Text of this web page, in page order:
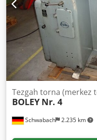
alım / satımı ÜRETIM VE
SATIMI VE ÇOK DAHA
kaliteli ama ucuz bir
ihtiyacınız var? Ya da
Daha fazla bilgi veya
sitemizi ziyaret edin
Schwabach 2.235 km
Tezgah torna (merkez
BOLEY Nr. 4